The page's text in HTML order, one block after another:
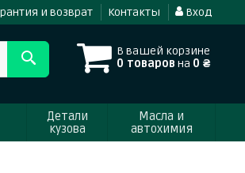
и возврат Контакты Вход
В вашей корзине
0 товаров на 0 ₴
Детали
кузова
Масла и
автохимия